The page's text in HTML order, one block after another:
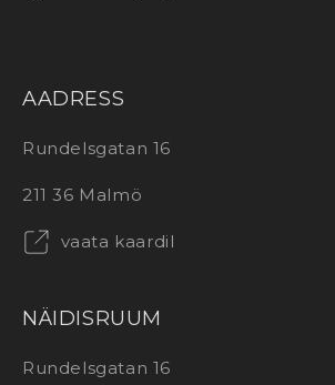
AADRESS
Rundelsgatan 16
211 36 Malmö
vaata kaardil
NÄIDISRUUM
Rundelsgatan 16